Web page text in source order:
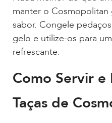
manter o Cosmopolitan
sabor. Congele
gelo e utilize-os para
refrescante.
Como Servir e
Taças de